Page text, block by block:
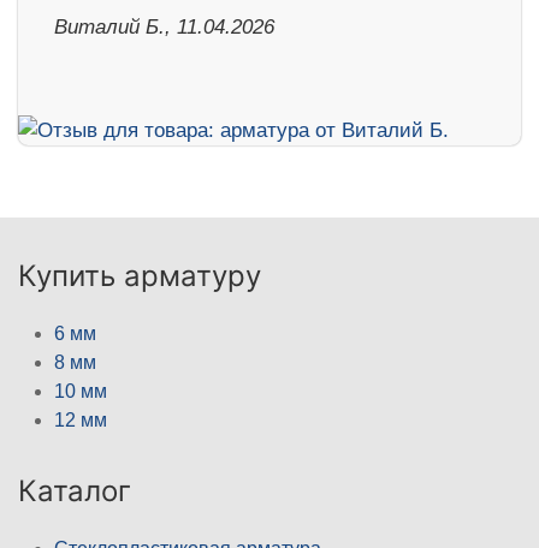
Виталий Б., 11.04.2026
Купить арматуру
6 мм
8 мм
10 мм
12 мм
Каталог